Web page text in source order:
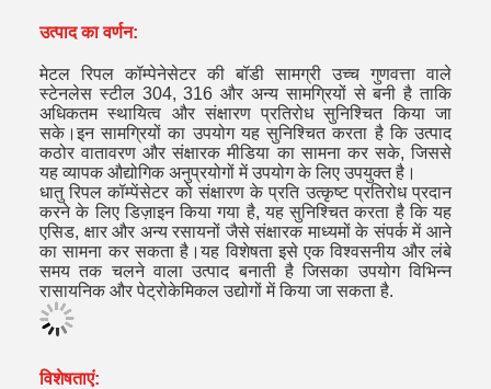
उत्पाद का वर्णन:
मेटल रिपल कॉम्पेनेसेटर की बॉडी सामग्री उच्च गुणवत्ता वाले
स्टेनलेस स्टील 304, 316 और अन्य सामग्रियों से बनी है ताकि
अधिकतम स्थायित्व और संक्षारण प्रतिरोध सुनिश्चित किया जा
सके।इन सामग्रियों का उपयोग यह सुनिश्चित करता है कि उत्पाद
कठोर वातावरण और संक्षारक मीडिया का सामना कर सके, जिससे
यह व्यापक औद्योगिक अनुप्रयोगों में उपयोग के लिए उपयुक्त है।
धातु रिपल कॉम्पेंसेटर को संक्षारण के प्रति उत्कृष्ट प्रतिरोध प्रदान
करने के लिए डिज़ाइन किया गया है, यह सुनिश्चित करता है कि यह
एसिड, क्षार और अन्य रसायनों जैसे संक्षारक माध्यमों के संपर्क में आने
का सामना कर सकता है।यह विशेषता इसे एक विश्वसनीय और लंबे
समय तक चलने वाला उत्पाद बनाती है जिसका उपयोग विभिन्न
रासायनिक और पेट्रोकेमिकल उद्योगों में किया जा सकता है.
विशेषताएं: